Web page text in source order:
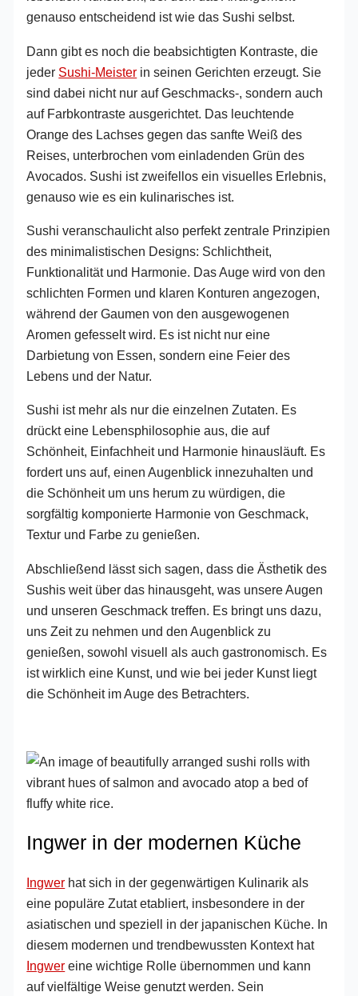
genauso entscheidend ist wie das Sushi selbst.
Dann gibt es noch die beabsichtigten Kontraste, die
jeder Sushi-Meister in seinen Gerichten erzeugt. Sie
sind dabei nicht nur auf Geschmacks-, sondern auch
auf Farbkontraste ausgerichtet. Das leuchtende
Orange des Lachses gegen das sanfte Weiß des
Reises, unterbrochen vom einladenden Grün des
Avocados. Sushi ist zweifellos ein visuelles Erlebnis,
genauso wie es ein kulinarisches ist.
Sushi veranschaulicht also perfekt zentrale Prinzipien
des minimalistischen Designs: Schlichtheit,
Funktionalität und Harmonie. Das Auge wird von den
schlichten Formen und klaren Konturen angezogen,
während der Gaumen von den ausgewogenen
Aromen gefesselt wird. Es ist nicht nur eine
Darbietung von Essen, sondern eine Feier des
Lebens und der Natur.
Sushi ist mehr als nur die einzelnen Zutaten. Es
drückt eine Lebensphilosophie aus, die auf
Schönheit, Einfachheit und Harmonie hinausläuft. Es
fordert uns auf, einen Augenblick innezuhalten und
die Schönheit um uns herum zu würdigen, die
sorgfältig komponierte Harmonie von Geschmack,
Textur und Farbe zu genießen.
Abschließend lässt sich sagen, dass die Ästhetik des
Sushis weit über das hinausgeht, was unsere Augen
und unseren Geschmack treffen. Es bringt uns dazu,
uns Zeit zu nehmen und den Augenblick zu
genießen, sowohl visuell als auch gastronomisch. Es
ist wirklich eine Kunst, und wie bei jeder Kunst liegt
die Schönheit im Auge des Betrachters.
Ingwer in der modernen Küche
Ingwer hat sich in der gegenwärtigen Kulinarik als
eine populäre Zutat etabliert, insbesondere in der
asiatischen und speziell in der japanischen Küche. In
diesem modernen und trendbewussten Kontext hat
Ingwer eine wichtige Rolle übernommen und kann
auf vielfältige Weise genutzt werden. Sein